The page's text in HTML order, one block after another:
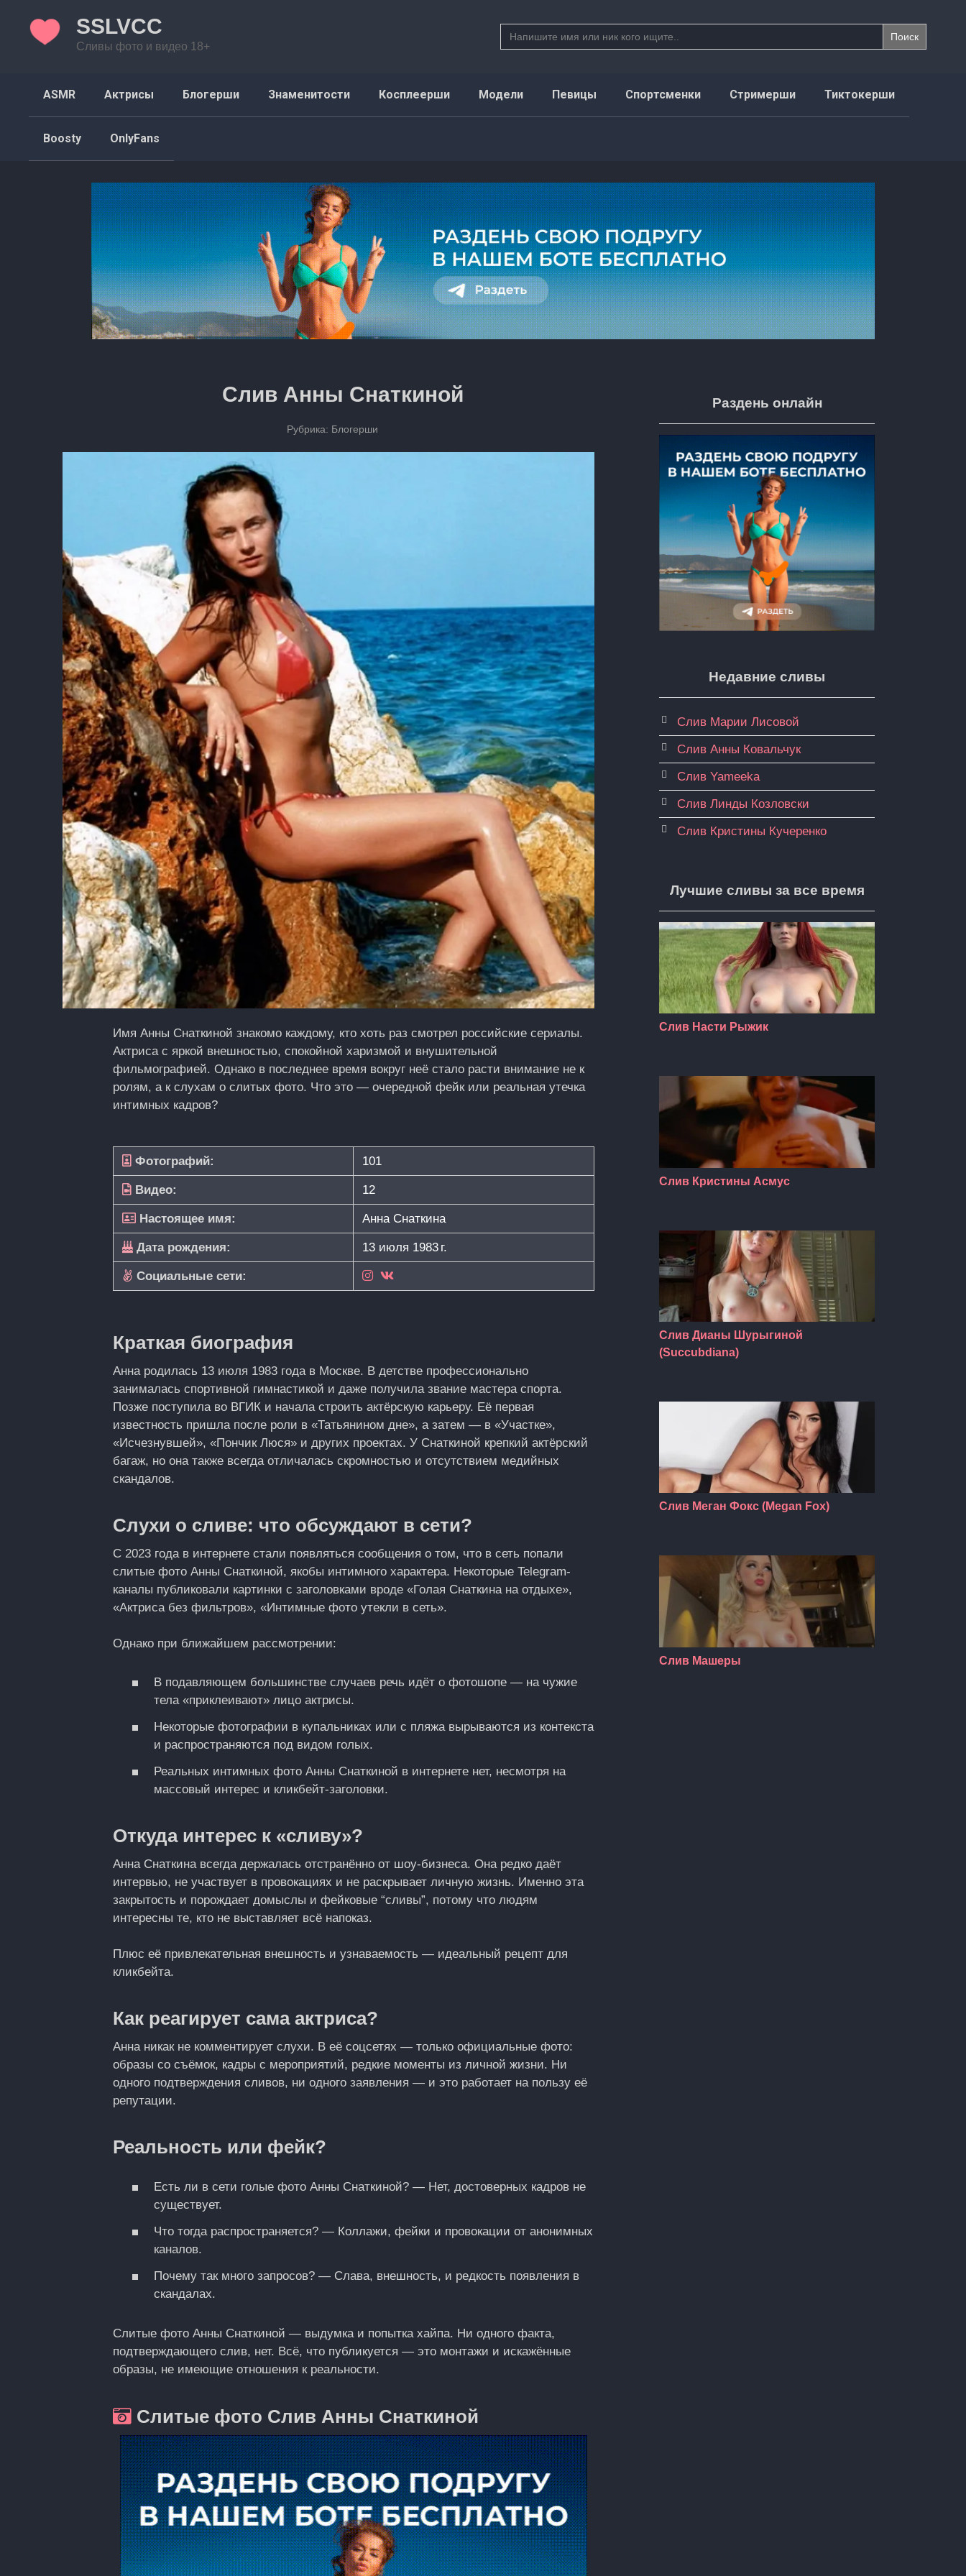
контенту
SSLVCC
Сливы фото и видео 18+
Search
for:
ASMR Актрисы Блогерши Знаменитости Косплеерши Модели Певицы Спортсменки Стримерши Тиктокерши
Boosty OnlyFans
Слив Анны Снаткиной
Рубрика: Блогерши
Имя Анны Снаткиной знакомо каждому, кто хоть раз смотрел российские сериалы.
Актриса с яркой внешностью, спокойной харизмой и внушительной
фильмографией. Однако в последнее время вокруг неё стало расти внимание не к
ролям, а к слухам о слитых фото. Что это — очередной фейк или реальная утечка
интимных кадров?
Фотографий: 101
Видео: 12
Настоящее имя: Анна Снаткина
Дата рождения: 13 июля 1983 г.
Социальные сети:
Краткая биография
Анна родилась 13 июля 1983 года в Москве. В детстве профессионально
занималась спортивной гимнастикой и даже получила звание мастера спорта.
Позже поступила во ВГИК и начала строить актёрскую карьеру. Её первая
известность пришла после роли в «Татьянином дне», а затем — в «Участке»,
«Исчезнувшей», «Пончик Люся» и других проектах. У Снаткиной крепкий актёрский
багаж, но она также всегда отличалась скромностью и отсутствием медийных
скандалов.
Слухи о сливе: что обсуждают в сети?
С 2023 года в интернете стали появляться сообщения о том, что в сеть попали
слитые фото Анны Снаткиной, якобы интимного характера. Некоторые Telegram-
каналы публиковали картинки с заголовками вроде «Голая Снаткина на отдыхе»,
«Актриса без фильтров», «Интимные фото утекли в сеть».
Однако при ближайшем рассмотрении:
В подавляющем большинстве случаев речь идёт о фотошопе — на чужие
тела «приклеивают» лицо актрисы.
Некоторые фотографии в купальниках или с пляжа вырываются из контекста
и распространяются под видом голых.
Реальных интимных фото Анны Снаткиной в интернете нет, несмотря на
массовый интерес и кликбейт-заголовки.
Откуда интерес к «сливу»?
Анна Снаткина всегда держалась отстранённо от шоу-бизнеса. Она редко даёт
интервью, не участвует в провокациях и не раскрывает личную жизнь. Именно эта
закрытость и порождает домыслы и фейковые “сливы”, потому что людям
интересны те, кто не выставляет всё напоказ.
Плюс её привлекательная внешность и узнаваемость — идеальный рецепт для
кликбейта.
Как реагирует сама актриса?
Анна никак не комментирует слухи. В её соцсетях — только официальные фото:
образы со съёмок, кадры с мероприятий, редкие моменты из личной жизни. Ни
одного подтверждения сливов, ни одного заявления — и это работает на пользу её
репутации.
Реальность или фейк?
Есть ли в сети голые фото Анны Снаткиной? — Нет, достоверных кадров не
существует.
Что тогда распространяется? — Коллажи, фейки и провокации от анонимных
каналов.
Почему так много запросов? — Слава, внешность, и редкость появления в
скандалах.
Слитые фото Анны Снаткиной — выдумка и попытка хайпа. Ни одного факта,
подтверждающего слив, нет. Всё, что публикуется — это монтажи и искажённые
образы, не имеющие отношения к реальности.
Слитые фото Слив Анны Снаткиной
Раздень онлайн
Недавние сливы
Слив Марии Лисовой
Слив Анны Ковальчук
Слив Yameeka
Слив Линды Козловски
Слив Кристины Кучеренко
Лучшие сливы за все время
Слив Насти Рыжик
Слив Кристины Асмус
Слив Дианы Шурыгиной
(Succubdiana)
Слив Меган Фокс (Megan Fox)
Слив Машеры